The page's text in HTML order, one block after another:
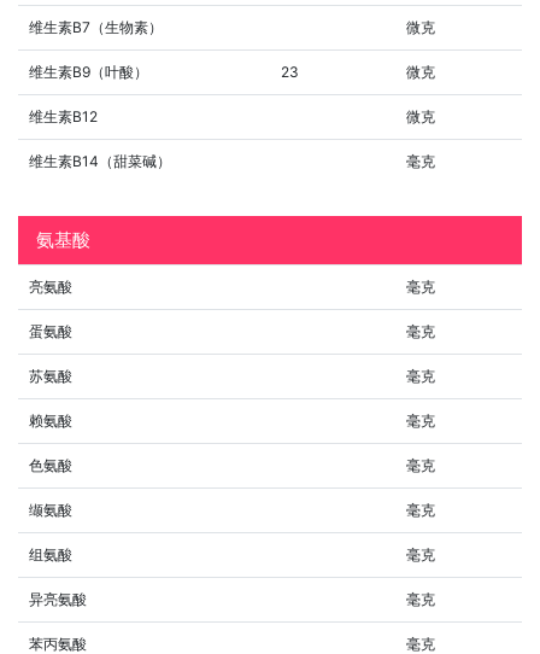
维生素B7（生物素） 微克
维生素B9（叶酸） 23 微克
维生素B12 微克
维生素B14（甜菜碱） 毫克
氨基酸
亮氨酸 毫克
蛋氨酸 毫克
苏氨酸 毫克
赖氨酸 毫克
色氨酸 毫克
缬氨酸 毫克
组氨酸 毫克
异亮氨酸 毫克
苯丙氨酸 毫克